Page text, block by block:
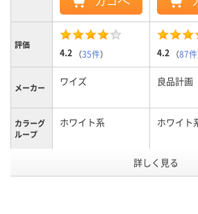
評価
4.2 （35件） 4.2 （87件
メーカー ワイズ 良品計画
カラーグ
ループ
ホワイト系 ホワイト
キッチン・
詳しく見る